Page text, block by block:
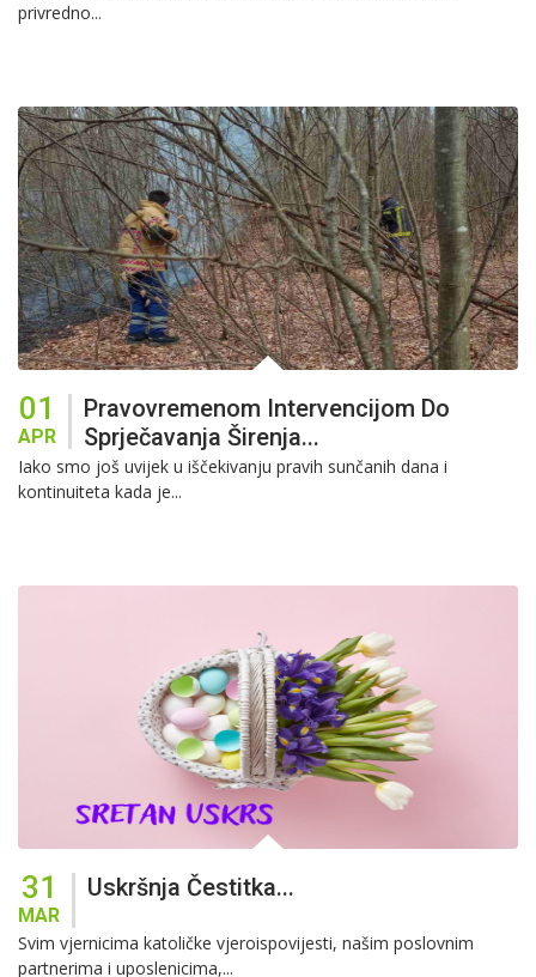
privredno...
01
APR
Pravovremenom Intervencijom Do
Sprječavanja Širenja...
Iako smo još uvijek u iščekivanju pravih sunčanih dana i
kontinuiteta kada je...
31
MAR
Uskršnja Čestitka...
Svim vjernicima katoličke vjeroispovijesti, našim poslovnim
partnerima i uposlenicima,...